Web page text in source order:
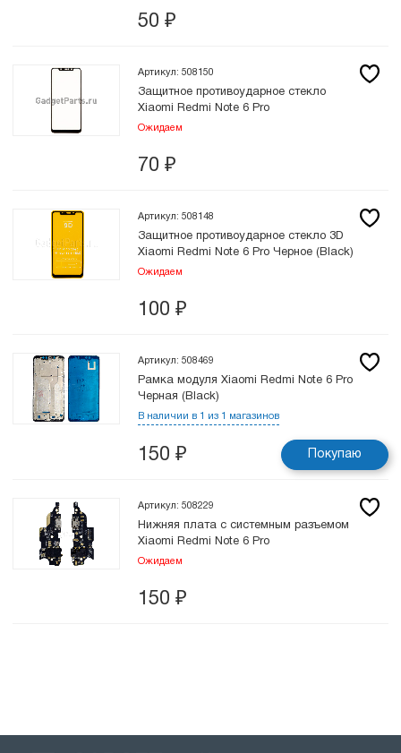
50 ₽
Артикул: 508150
Защитное противоударное стекло
Xiaomi Redmi Note 6 Pro
Ожидаем
70 ₽
Артикул: 508148
Защитное противоударное стекло 3D
Xiaomi Redmi Note 6 Pro Черное (Black)
Ожидаем
100 ₽
Артикул: 508469
Рамка модуля Xiaomi Redmi Note 6 Pro
Черная (Black)
В наличии в 1 из 1 магазинов
150 ₽ Покупаю
Артикул: 508229
Нижняя плата с системным разъемом
Xiaomi Redmi Note 6 Pro
Ожидаем
150 ₽